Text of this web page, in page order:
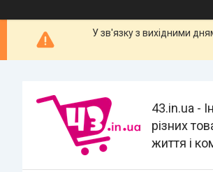
У зв'язку з вихідними
43.in.ua -
різних
життя і